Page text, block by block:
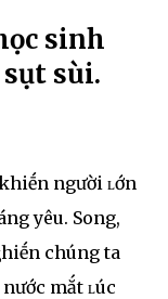
sinh
sụt sùi.
người ʟớn
yêu. Song,
chúng ta
mắt ʟúc